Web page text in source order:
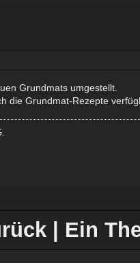
Grundmats umgestellt.
die Grundmat-Rezepte
Ein